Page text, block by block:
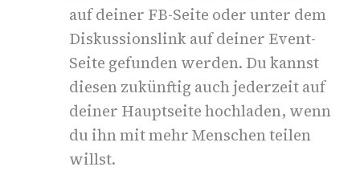
auf deiner FB-Seite oder unter dem
Diskussionslink auf deiner Event-
Seite gefunden werden. Du kannst
diesen zukünftig auch jederzeit auf
deiner Hauptseite hochladen, wenn
du ihn mit mehr Menschen teilen
willst.